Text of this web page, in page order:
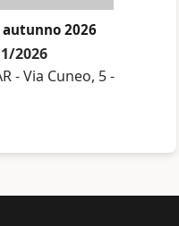
2026
2026
- Via Cuneo, 5 -